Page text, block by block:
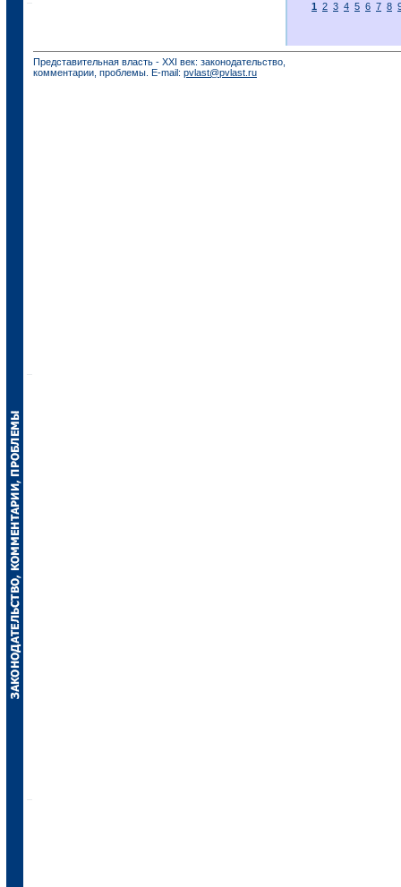
1 2 3 4 5 6 7 8
Представительная власть - XXI век: законодательство,
комментарии, проблемы. E-mail: pvlast@pvlast.ru